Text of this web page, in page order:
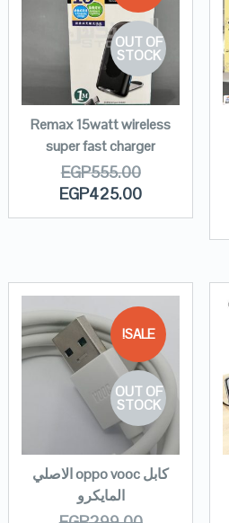
OUT OF
STOCK
Remax 15watt wireless
super fast charger
EGP555.00
EGP425.00
SALE!
OUT OF
STOCK
كابل oppo vooc الاصلي
المايكرو